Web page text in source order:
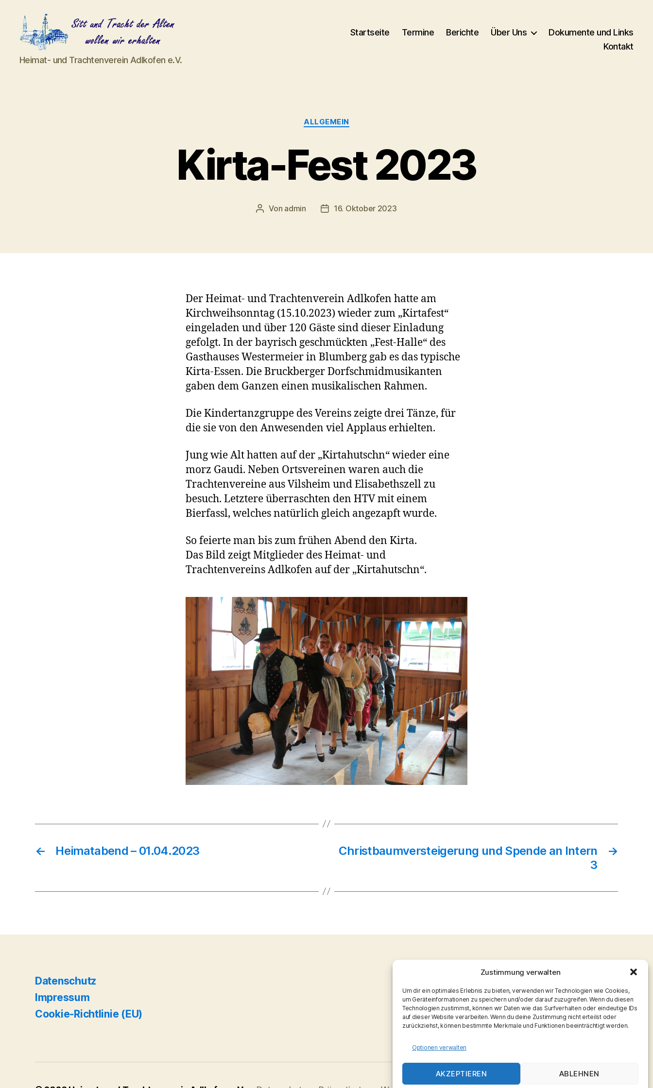
Zustimmung verwalten
Um dir ein optimales Erlebnis zu bieten, verwenden wir Technologien wie Cookies,
um Geräteinformationen zu speichern und/oder darauf zuzugreifen. Wenn du diesen
Technologien zustimmst, können wir Daten wie das Surfverhalten oder eindeutige IDs
auf dieser Website verarbeiten. Wenn du deine Zustimmung nicht erteilst oder
zurückziehst, können bestimmte Merkmale und Funktionen beeinträchtigt werden.
Optionen verwalten
AKZEPTIEREN ABLEHNEN
Heimat-
und
Heimat- und Trachtenverein Adlkofen e.V.
Startseite Termine Berichte Über Uns
Dokumente und Links
Kontakt
Kategorien
ALLGEMEIN
Kirta-Fest 2023
Beitragsautor
Von admin Veröffentlichungsdatum
16. Oktober 2023
Der Heimat- und Trachtenverein Adlkofen hatte am
Kirchweihsonntag (15.10.2023) wieder zum „Kirtafest“
eingeladen und über 120 Gäste sind dieser Einladung
gefolgt. In der bayrisch geschmückten „Fest-Halle“ des
Gasthauses Westermeier in Blumberg gab es das typische
Kirta-Essen. Die Bruckberger Dorfschmidmusikanten
gaben dem Ganzen einen musikalischen Rahmen.
Die Kindertanzgruppe des Vereins zeigte drei Tänze, für
die sie von den Anwesenden viel Applaus erhielten.
Jung wie Alt hatten auf der „Kirtahutschn“ wieder eine
morz Gaudi. Neben Ortsvereinen waren auch die
Trachtenvereine aus Vilsheim und Elisabethszell zu
besuch. Letztere überraschten den HTV mit einem
Bierfassl, welches natürlich gleich angezapft wurde.
So feierte man bis zum frühen Abend den Kirta.
Das Bild zeigt Mitglieder des Heimat- und
Trachtenvereins Adlkofen auf der „Kirtahutschn“.
← Heimatabend – 01.04.2023 →
Christbaumversteigerung und Spende an Intern
3
Datenschutz
Impressum
Cookie-Richtlinie (EU)